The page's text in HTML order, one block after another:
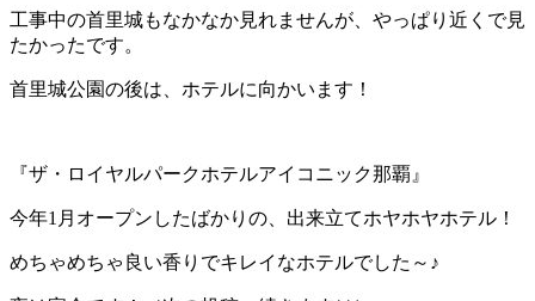
工事中の首里城もなかなか見れませんが、やっぱり近くで見
たかったです。
首里城公園の後は、ホテルに向かいます！
『ザ・ロイヤルパークホテルアイコニック那覇』
今年1月オープンしたばかりの、出来立てホヤホヤホテル！
めちゃめちゃ良い香りでキレイなホテルでした～♪